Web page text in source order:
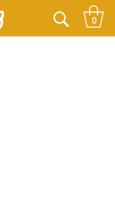
VASARA 0